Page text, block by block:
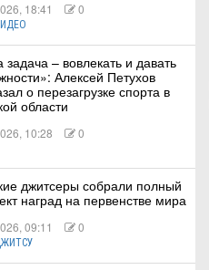
18:41 0
– вовлекать и давать
Алексей Петухов
о перезагрузке спорта в
области
10:28 0
джитсеры собрали полный
наград на первенстве мира
09:11 0